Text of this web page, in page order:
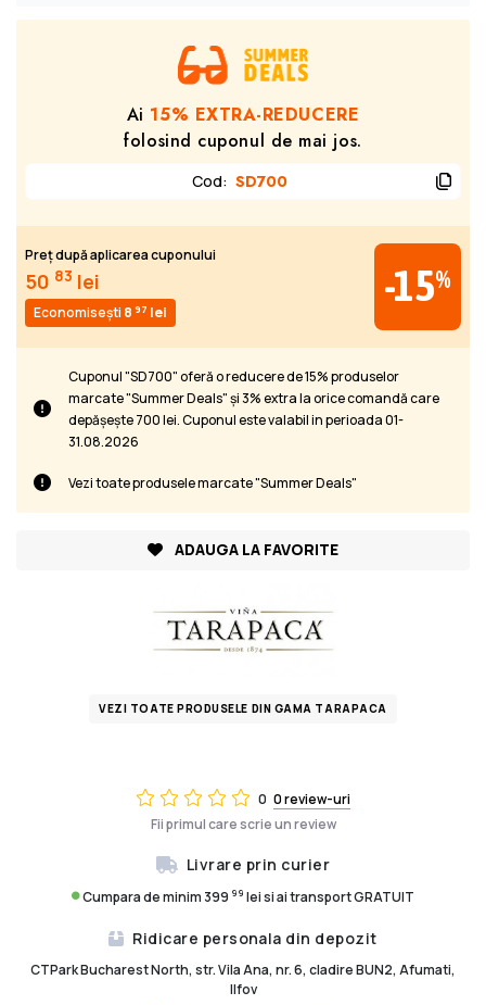
0 0 review-uri
Fii primul care scrie un review
Livrare prin curier
Cumpara de minim 399 99 lei si ai transport GRATUIT
Ridicare personala din depozit
CTPark Bucharest North, str. Vila Ana, nr. 6, cladire BUN2, Afumati,
Ilfov
Ai 15% EXTRA-REDUCERE
folosind cuponul de mai jos.
Cod: SD700
Preț după aplicarea cuponului
50 83 lei
Economisești 8 97 lei
-15%
Cuponul "SD700" oferă o reducere de 15% produselor
marcate "Summer Deals" și 3% extra la orice comandă care
depășește 700 lei. Cuponul este valabil in perioada 01-
31.08.2026
Vezi toate produsele marcate "Summer Deals"
ADAUGA LA FAVORITE
VEZI TOATE PRODUSELE DIN GAMA TARAPACA